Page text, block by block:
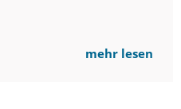
mehr lesen